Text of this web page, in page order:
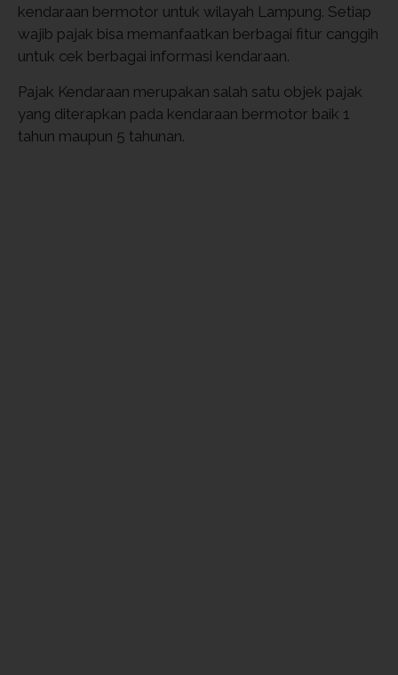
kendaraan bermotor untuk wilayah Lampung. Setiap
wajib pajak bisa memanfaatkan berbagai fitur canggih
untuk cek berbagai informasi kendaraan.
Pajak Kendaraan merupakan salah satu objek pajak
yang diterapkan pada kendaraan bermotor baik 1
tahun maupun 5 tahunan.